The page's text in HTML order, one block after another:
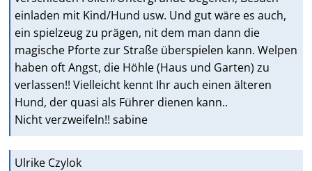
einladen mit Kind/Hund usw. Und gut wäre es auch,
ein spielzeug zu prägen, nit dem man dann die
magische Pforte zur Straße überspielen kann. Welpen
haben oft Angst, die Höhle (Haus und Garten) zu
verlassen!! Vielleicht kennt Ihr auch einen älteren
Hund, der quasi als Führer dienen kann..
Nicht verzweifeln!! sabine
Ulrike Czylok